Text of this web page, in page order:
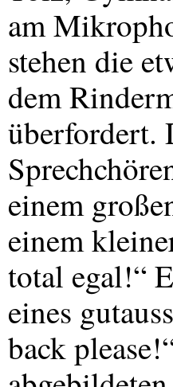
am
stehen die
dem
überfordert.
einem
einem
total egal!“
eines
back